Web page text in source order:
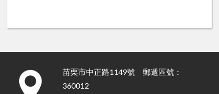
苗栗市中正路1149號 郵遞區號：
360012